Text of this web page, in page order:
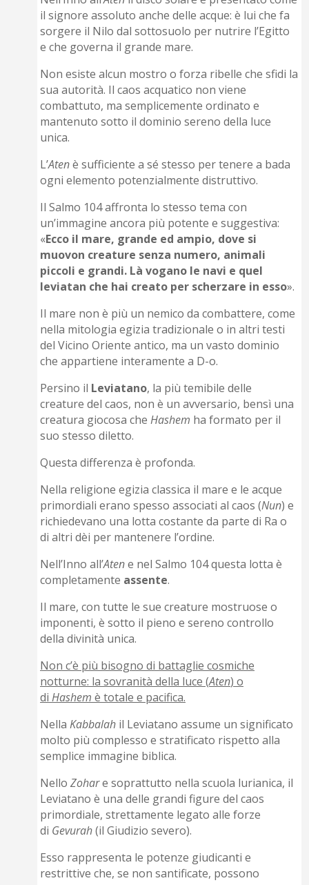
il signore assoluto anche delle acque: è lui che fa
sorgere il Nilo dal sottosuolo per nutrire l’Egitto
e che governa il grande mare.
Non esiste alcun mostro o forza ribelle che sfidi la
sua autorità. Il caos acquatico non viene
combattuto, ma semplicemente ordinato e
mantenuto sotto il dominio sereno della luce
unica.
L’Atenè sufficiente a sé stesso per tenere a bada
ogni elemento potenzialmente distruttivo.
Il Salmo 104 affronta lo stesso tema con
un’immagine ancora più potente e suggestiva:
«Ecco il mare, grande ed ampio, dove si
muovon creature senza numero, animali
piccoli e grandi. Là vogano le navi e quel
leviatan che hai creato per scherzare in esso».
Il mare non è più un nemico da combattere, come
nella mitologia egizia tradizionale o in altri testi
del Vicino Oriente antico, ma un vasto dominio
che appartiene interamente a D-o.
Persino il Leviatano, la più temibile delle
creature del caos, non è un avversario, bensì una
creatura giocosa cheHashem ha formato per il
suo stesso diletto.
Questa differenza è profonda.
Nella religione egizia classica il mare e le acque
primordiali erano spesso associati al caos (Nun) e
richiedevano una lotta costante da parte di Ra o
di altri dèi per mantenere l’ordine.
Nell’Inno all’Atene nel Salmo 104 questa lotta è
completamente assente.
Il mare, con tutte le sue creature mostruose o
imponenti, è sotto il pieno e sereno controllo
della divinità unica.
Non c’è più bisogno di battaglie cosmiche
notturne: la sovranità della luce (Aten) o
diHashem è totale e pacifica.
NellaKabbalah il Leviatano assume un significato
molto più complesso e stratificato rispetto alla
semplice immagine biblica.
NelloZohare soprattutto nella scuola lurianica, il
Leviatano è una delle grandi figure del caos
primordiale, strettamente legato alle forze
di Gevurah(il Giudizio severo).
Esso rappresenta le potenze giudicanti e
restrittive che, se non santificate, possono